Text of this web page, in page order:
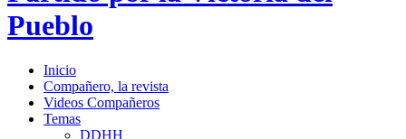
Pueblo
Inicio
Compañero, la revista
Videos Compañeros
Temas
DDHH